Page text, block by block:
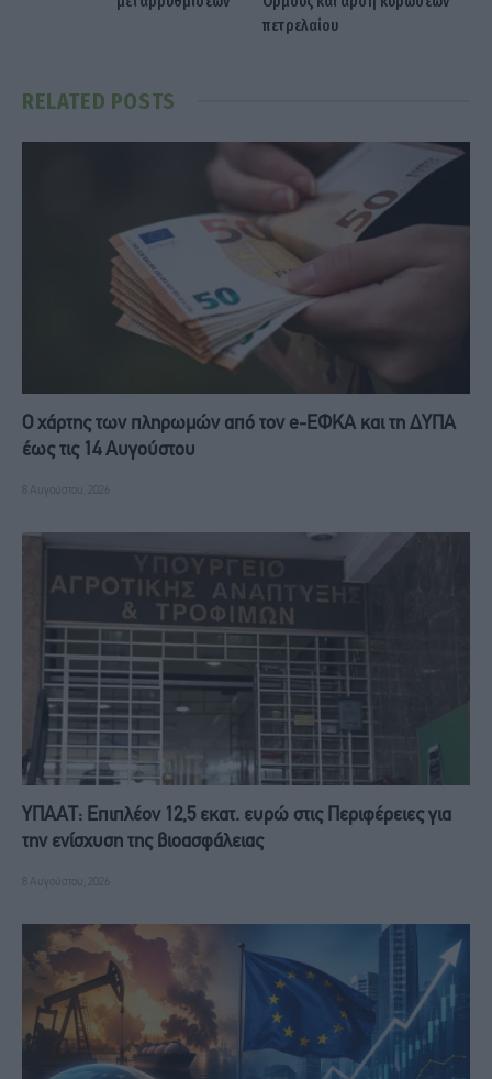
πετρελαίου
RELATED POSTS
Ο χάρτης των πληρωμών από τον e-ΕΦΚΑ και τη ΔΥΠΑ
έως τις 14 Αυγούστου
8 Αυγούστου, 2026
ΥΠΑΑΤ: Επιπλέον 12,5 εκατ. ευρώ στις Περιφέρειες για
την ενίσχυση της βιοασφάλειας
8 Αυγούστου, 2026